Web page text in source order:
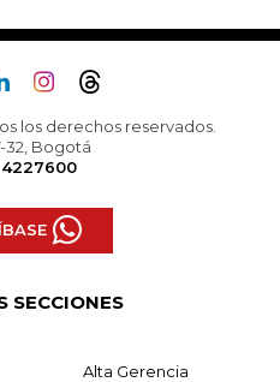
los derechos reservados.
32, Bogotá
4227600
SECCIONES
Alta Gerencia